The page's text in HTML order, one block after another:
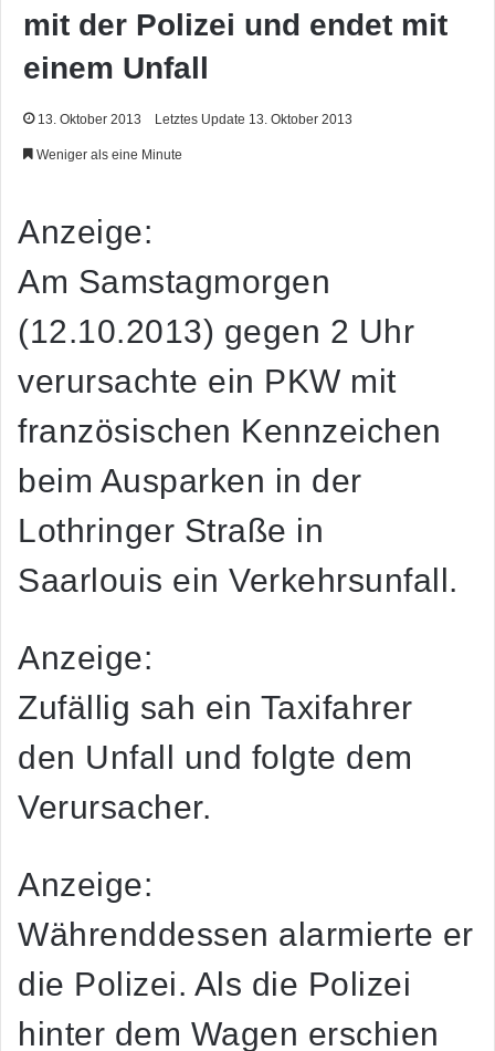
mit der Polizei und endet mit
einem Unfall
13. Oktober 2013 Letztes Update 13. Oktober 2013
Weniger als eine Minute
Anzeige:
Am Samstagmorgen
(12.10.2013) gegen 2 Uhr
verursachte ein PKW mit
französischen Kennzeichen
beim Ausparken in der
Lothringer Straße in
Saarlouis ein Verkehrsunfall.
Anzeige:
Zufällig sah ein Taxifahrer
den Unfall und folgte dem
Verursacher.
Anzeige:
Währenddessen alarmierte er
die Polizei. Als die Polizei
hinter dem Wagen erschien